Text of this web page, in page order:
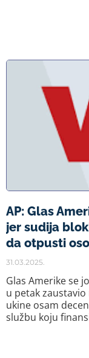
AP: Glas
jer sudija
da otpusti
31.03.2025.
Glas Amerike se
u petak
ukine osam
službu koju